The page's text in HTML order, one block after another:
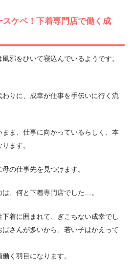
ケベ！下着専門店で働く成
邪をひいて寝込んでいるようです。
りに、成幸が仕事を手伝いに行く流
ま、仕事に向かっているらしく、本
ます。
の仕事先を見つけます。
、何と下着専門店でした…。
着に囲まれて、ぎこちない成幸でし
さんが多いから、若い子はかえって
く羽目になります。